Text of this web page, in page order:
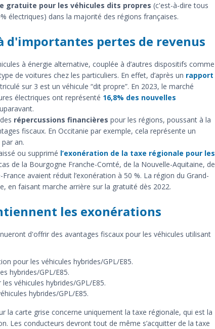
gratuite pour les véhicules dits propres (c'est-à-dire tous
électriques) dans la majorité des régions françaises.
d'importantes pertes de revenus
à énergie alternative, couplée à d’autres dispositifs comme
de voitures chez les particuliers. En effet, d’après un rapport
sur 3 est un véhicule “dit propre”. En 2023, le marché
électriques ont représenté 16,8% des nouvelles
répercussions financières pour les régions, poussant à la
fiscaux. En Occitanie par exemple, cela représente un
an.
ou supprimé l’exonération de la taxe régionale pour les
de la Bourgogne Franche-Comté, de la Nouvelle-Aquitaine, de
avaient réduit l’exonération à 50 %. La région du Grand-
en faisant marche arrière sur la gratuité dès 2022.
les exonérations
d'offrir des avantages fiscaux pour les véhicules utilisant
pour les véhicules hybrides/GPL/E85.
hybrides/GPL/E85.
véhicules hybrides/GPL/E85.
hybrides/GPL/E85.
la carte grise concerne uniquement la taxe régionale, qui est la
Les conducteurs devront tout de même s’acquitter de la taxe